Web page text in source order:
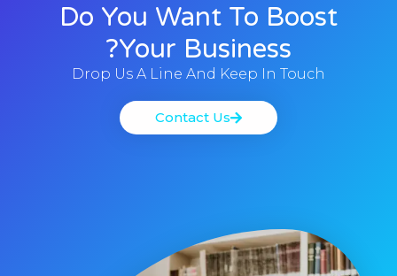
Do You Want To Boost
Your Business?
Drop Us A Line And Keep In Touch
Contact Us